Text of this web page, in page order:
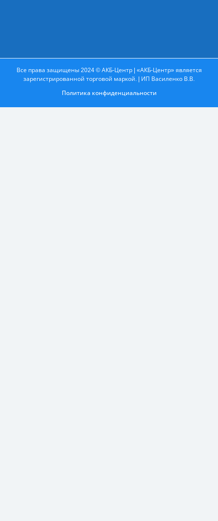
Все права защищены 2024 © АКБ-Центр | «АКБ-Центр» является
зарегистрированной торговой маркой. | ИП Василенко В.В.
Политика конфиденциальности